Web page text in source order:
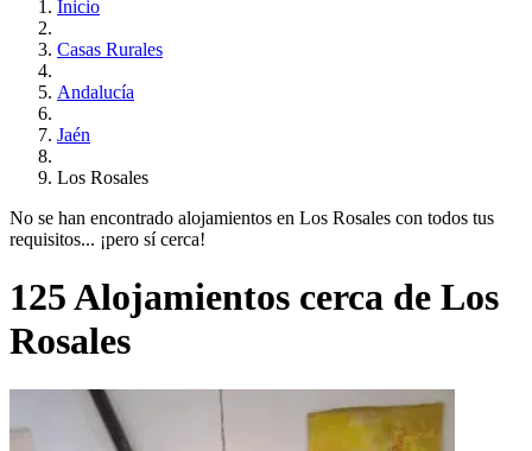
Inicio
Casas Rurales
Andalucía
Jaén
Los Rosales
No se han encontrado alojamientos en Los Rosales con todos tus
requisitos... ¡pero sí cerca!
125 Alojamientos cerca de Los
Rosales